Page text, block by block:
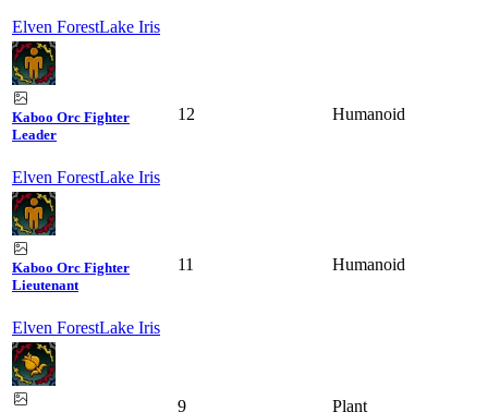
Elven ForestLake Iris
Kaboo Orc Fighter
Leader
Elven ForestLake Iris
12 Humanoid
Kaboo Orc Fighter
Lieutenant
Elven ForestLake Iris
11 Humanoid
9 Plant